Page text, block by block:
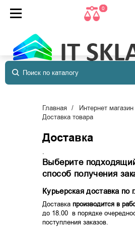
0
Главная
Интернет магазин
Доставка товара
Доставка
.
Выберите
способ получения
Курьерская доставка по
Доставка производится в
до 18.00 в порядке
поступления заказов.